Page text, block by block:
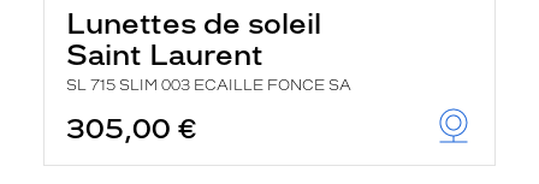
Lunettes de soleil
Saint Laurent
SL 715 SLIM 003 ECAILLE FONCE SA
305,00 €